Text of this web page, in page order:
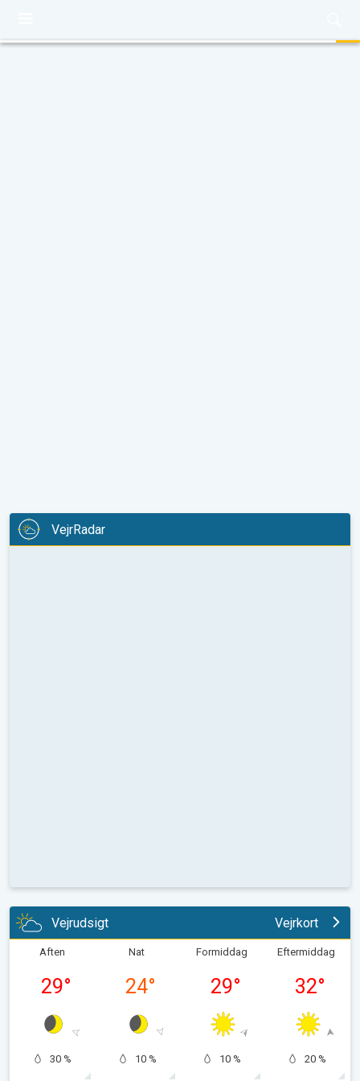
VejrRadar
Vejrudsigt Vejrkort
Aften
29°
30 %
Nat
24°
10 %
Formiddag
29°
10 %
Eftermiddag
32°
20 %